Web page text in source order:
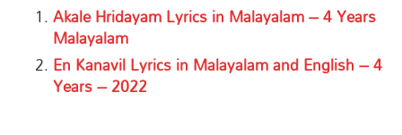
Akale Hridayam Lyrics in Malayalam – 4 Years
Malayalam
En Kanavil Lyrics in Malayalam and English – 4
Years – 2022